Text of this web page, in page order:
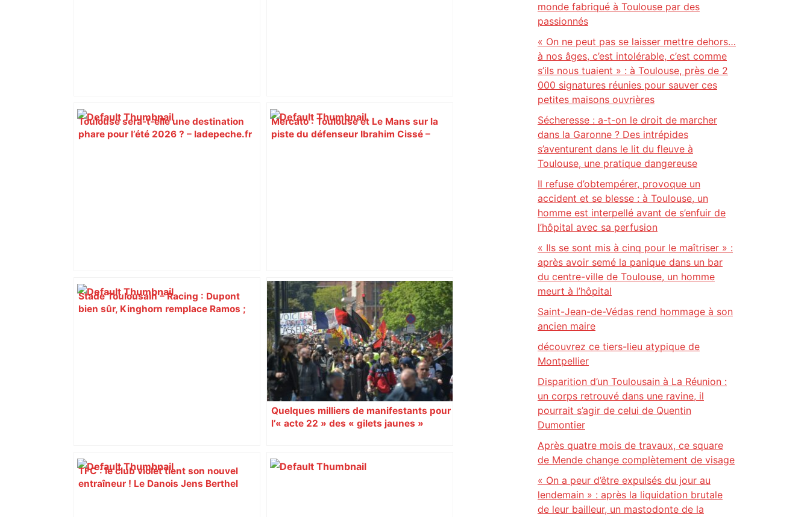
Toulouse sera-t-elle une destination
phare pour l’été 2026 ? – ladepeche.fr
Mercato : Toulouse et Le Mans sur la
piste du défenseur Ibrahim Cissé –
Stade Toulousain – Racing : Dupont
bien sûr, Kinghorn remplace Ramos ;
Mort mystérieuse près de Toulouse :
une émission de M6 revient sur l'affaire
Christian Abraham, retrouvé la gorge
tranchée et recouvert de feuilles il y a
deux ans – ladepeche.fr
TFC : le club violet tient son nouvel
entraîneur ! Le Danois Jens Berthel
Quelques milliers de manifestants pour
l’« acte 22 » des « gilets jaunes »
monde fabriqué à Toulouse par des
passionnés
« On ne peut pas se laisser mettre dehors…
à nos âges, c’est intolérable, c’est comme
s’ils nous tuaient » : à Toulouse, près de 2
000 signatures réunies pour sauver ces
petites maisons ouvrières
Sécheresse : a-t-on le droit de marcher
dans la Garonne ? Des intrépides
s’aventurent dans le lit du fleuve à
Toulouse, une pratique dangereuse
Il refuse d’obtempérer, provoque un
accident et se blesse : à Toulouse, un
homme est interpellé avant de s’enfuir de
l’hôpital avec sa perfusion
« Ils se sont mis à cinq pour le maîtriser » :
après avoir semé la panique dans un bar
du centre-ville de Toulouse, un homme
meurt à l’hôpital
Saint-Jean-de-Védas rend hommage à son
ancien maire
découvrez ce tiers-lieu atypique de
Montpellier
Disparition d’un Toulousain à La Réunion :
un corps retrouvé dans une ravine, il
pourrait s’agir de celui de Quentin
Dumontier
Après quatre mois de travaux, ce square
de Mende change complètement de visage
« On a peur d’être expulsés du jour au
lendemain » : après la liquidation brutale
de leur bailleur, un mastodonte de la